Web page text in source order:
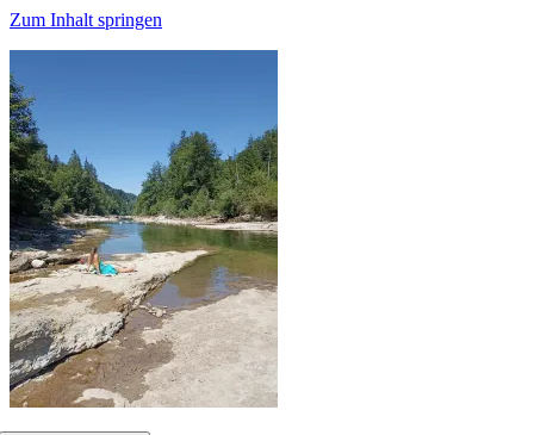
Zum Inhalt springen